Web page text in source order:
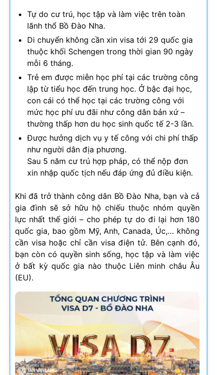
Tự do cư trú, học tập và làm việc trên toàn
lãnh thổ Bồ Đào Nha.
Di chuyển không cần xin visa tới 29 quốc gia
thuộc khối Schengen trong thời gian 90 ngày
mỗi 6 tháng.
Trẻ em được miễn học phí tại các trường công
lập từ tiểu học đến trung học. Ở bậc đại học,
con cái có thể học tại các trường công với
mức học phí ưu đãi như công dân bản xứ –
thường thấp hơn du học sinh quốc tế 2-3 lần.
Được hưởng dịch vụ y tế công với chi phí thấp
như người dân địa phương.
Sau 5 năm cư trú hợp pháp, có thể nộp đơn
xin nhập quốc tịch nếu đáp ứng đủ điều kiện.
Khi đã trở thành công dân Bồ Đào Nha, bạn và cả
gia đình sẽ sở hữu hộ chiếu thuộc nhóm quyền
lực nhất thế giới – cho phép tự do đi lại hơn 180
quốc gia, bao gồm Mỹ, Anh, Canada, Úc,… không
cần visa hoặc chỉ cần visa điện tử. Bên cạnh đó,
bạn còn có quyền sinh sống, học tập và làm việc
ở bất kỳ quốc gia nào thuộc Liên minh châu Âu
(EU).